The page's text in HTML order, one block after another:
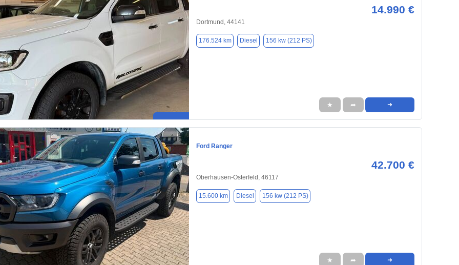
14.990 €
Dortmund, 44141
176.524 km Diesel 156 kw (212 PS)
★ ➦ ➜
Ford Ranger
42.700 €
Oberhausen-Osterfeld, 46117
15.600 km Diesel 156 kw (212 PS)
★ ➦ ➜